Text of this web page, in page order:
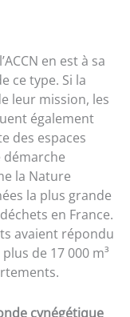
en est à sa
ce type. Si la
leur mission, les
également
des espaces
démarche
la Nature
la plus grande
en France.
avaient répondu
de 17 000 m³
cynégétique